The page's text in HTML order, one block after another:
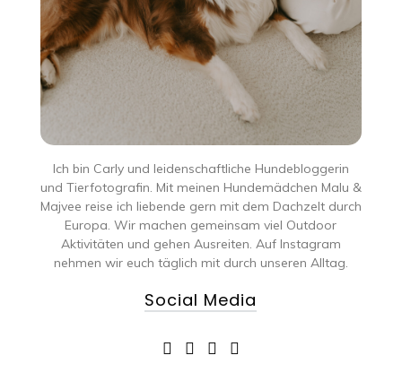
Ich bin Carly und leidenschaftliche Hundebloggerin
und Tierfotografin. Mit meinen Hundemädchen Malu &
Majvee reise ich liebende gern mit dem Dachzelt durch
Europa. Wir machen gemeinsam viel Outdoor
Aktivitäten und gehen Ausreiten. Auf Instagram
nehmen wir euch täglich mit durch unseren Alltag.
Social Media